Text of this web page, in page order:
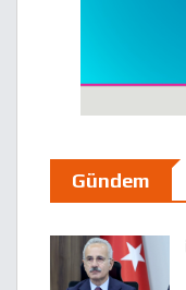
Gündem